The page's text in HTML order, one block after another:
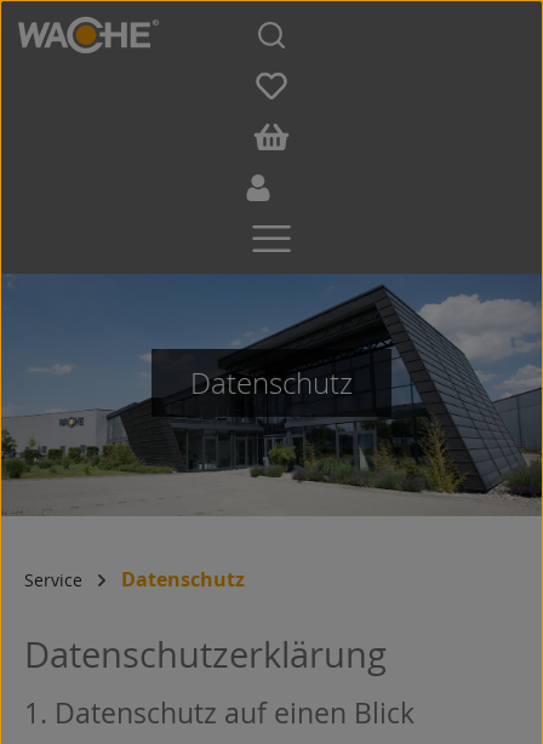
Zum Hauptinhalt springen
Service Datenschutz
Datenschutz
Datenschutzerklärung
1. Datenschutz auf einen Blick